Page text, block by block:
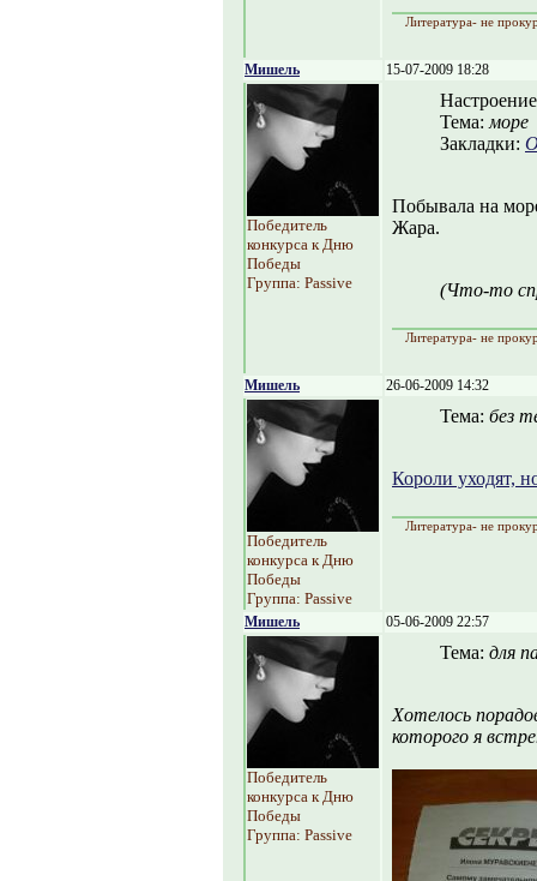
Литература- не
Мишель 15-07-2009 18:28
Победитель
конкурса к Дню
Победы
Группа: Passive
Тема: море
Закладки:
Побывала на
Жара.
(Что-то
Литература- не
Мишель 26-06-2009 14:32
Победитель
конкурса к Дню
Победы
Группа: Passive
Тема: без
Короли уходят,
Литература- не
Мишель 05-06-2009 22:57
Победитель
конкурса к Дню
Победы
Группа: Passive
Тема: для
Хотелось
которого я